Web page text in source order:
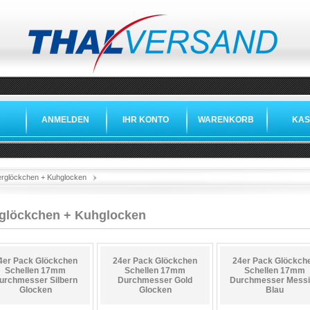
ANMELDEN IHR KONTO WARENKORB
+ Kuhglocken
+ Kuhglocken
Pack Glöckchen
Schellen 17mm
Silbern
Glocken
24er Pack Glöckchen
Schellen 17mm
Durchmesser Gold
Glocken
24er Pack
Schellen 17mm
Durchmesser
Blau